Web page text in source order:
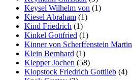
Keysel Wilhelm von (1)
Kiesel Abraham (1)
Kind Friedrich (1)
Kinkel Gottfried (1)
Kinner von Scherffenstein Martin
Klein Bernhard (1)
Klepper Jochen (58)
Klopstock Friedrich Gottlieb (4)